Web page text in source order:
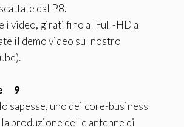
dal P8.
i video, girati fino al Full-HD a
il demo video sul nostro
9
sapesse, uno dei core-business
la produzione delle antenne di